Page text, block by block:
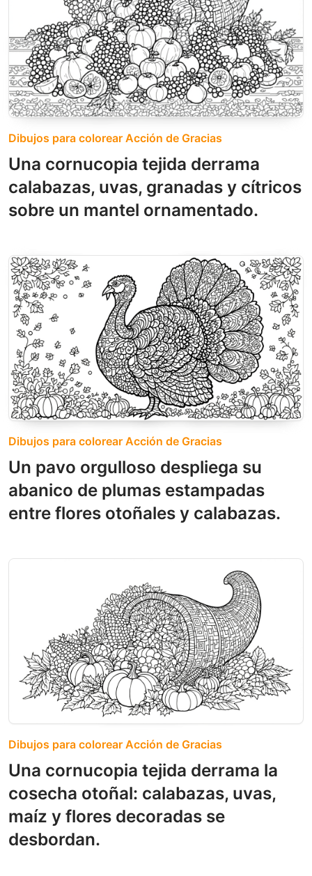
Dibujos para colorear Acción de Gracias
Una cornucopia tejida derrama
calabazas, uvas, granadas y cítricos
sobre un mantel ornamentado.
Dibujos para colorear Acción de Gracias
Un pavo orgulloso despliega su
abanico de plumas estampadas
entre flores otoñales y calabazas.
Dibujos para colorear Acción de Gracias
Una cornucopia tejida derrama la
cosecha otoñal: calabazas, uvas,
maíz y flores decoradas se
desbordan.